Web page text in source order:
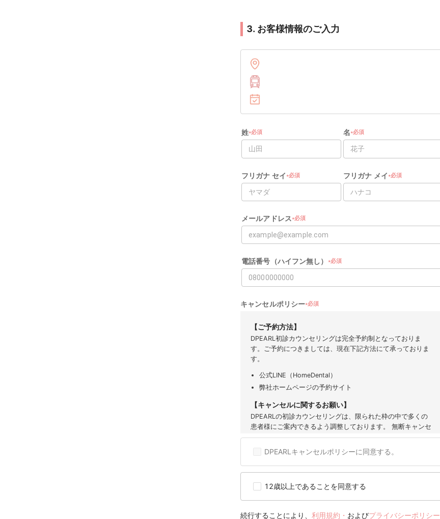
3. お客様情報のご入力
姓★必須 名★必須
フリガナ セイ ★必須 フリガナ メイ ★必須
メールアドレス★必須
電話番号（ハイフン無し） ★必須
キャンセルポリシー★必須
【ご予約方法】
DPEARL初診カウンセリングは完全予約制となっておりま
す。ご予約につきましては、現在下記方法にて承っておりま
す。
公式LINE（HomeDental）
弊社ホームページの予約サイト
【キャンセルに関するお願い】
DPEARLの初診カウンセリングは、限られた枠の中で多くの
患者様にご案内できるよう調整しております。 無断キャンセ
ルや直前のご連絡は、他の患者様の機会を奪うだけでなく、
提携歯科医院にも大きなご迷惑となります。 そのため、ご予
約後のキャンセルは原則お控えいただきますようお願い申し
上げます。 度重なるキャンセルや無断キャンセルが確認され
ただくことがございますので、 何卒ご理解とご協力をお願い
【キャンセル可能期間】
DPEARLキャンセルポリシーに同意する。
12歳以上であることを同意する
続行することにより、 利用規約・ およびプライバシーポリシー